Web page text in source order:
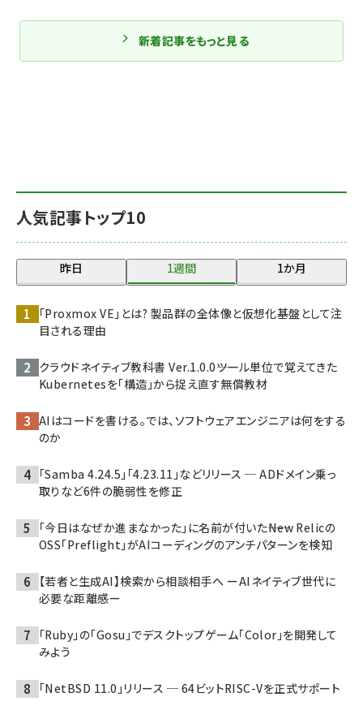
人気記事トップ10
昨日 1週間 1か月
「Proxmox VE」とは? 製品群の全体像と仮想化基盤として注
目される理由
クラウドネイティブ教科書 Ver.1.0.0――ツール単位で覚えてきた
Kubernetesを「構造」から捉え直す無償教材
AIはコードを書ける。では、ソフトウェアエンジニアは何をする
のか
「Samba 4.24.5」「4.23.11」などリリース ─ ADドメイン乗っ
取りなど6件の脆弱性を修正
「今日はなぜか進まなかった」に名前が付いた――New Relicの
OSS「Preflight」がAIコーディングのアンチパターンを検知
【若者と生成AI】検索から相談相手へ ーAIネイティブ世代に
必要な距離感ー
「Ruby」の「Gosu」でデスクトップゲーム「Color」を開発して
みよう
「NetBSD 11.0」リリース ─ 64ビットRISC-Vを正式サポート
新着記事をもっと見る